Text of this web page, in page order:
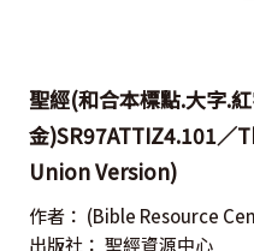
聖經(和合本標點.大字.
金)SR97ATTIZ4.101
Union Version)
作者： (Bible Resource
出版社： 聖經資源中心